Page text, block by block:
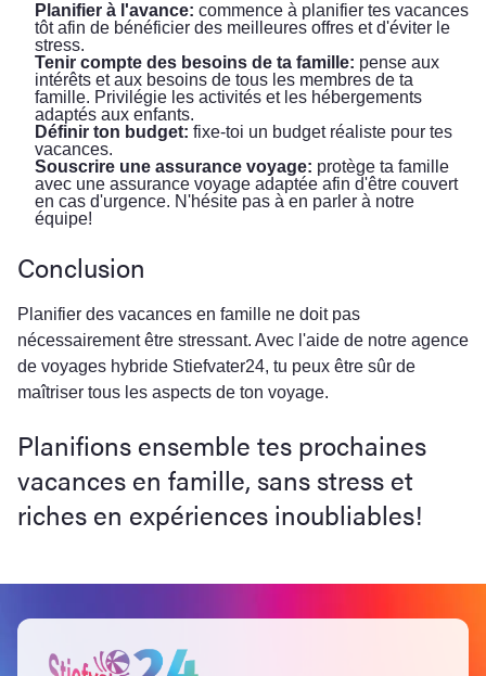
Planifier à l'avance: commence à planifier tes vacances
tôt afin de bénéficier des meilleures offres et d'éviter le
stress.
Tenir compte des besoins de ta famille: pense aux
intérêts et aux besoins de tous les membres de ta
famille. Privilégie les activités et les hébergements
adaptés aux enfants.
Définir ton budget: fixe-toi un budget réaliste pour tes
vacances.
Souscrire une assurance voyage: protège ta famille
avec une assurance voyage adaptée afin d'être couvert
en cas d'urgence. N'hésite pas à en parler à notre
équipe!
Conclusion
Planifier des vacances en famille ne doit pas
nécessairement être stressant. Avec l'aide de notre agence
de voyages hybride Stiefvater24, tu peux être sûr de
maîtriser tous les aspects de ton voyage.
Planifions ensemble tes prochaines
vacances en famille, sans stress et
riches en expériences inoubliables!